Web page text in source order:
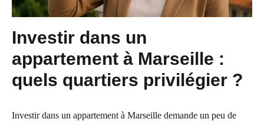
Investir dans un
appartement à Marseille :
quels quartiers privilégier ?
Investir dans un appartement à Marseille demande un peu de